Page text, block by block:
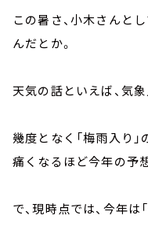
この暑さ、小木さんと
んだとか。
天気の話といえば、気
幾度となく「梅雨入り
痛くなるほど今年の予
で、現時点では、今年は